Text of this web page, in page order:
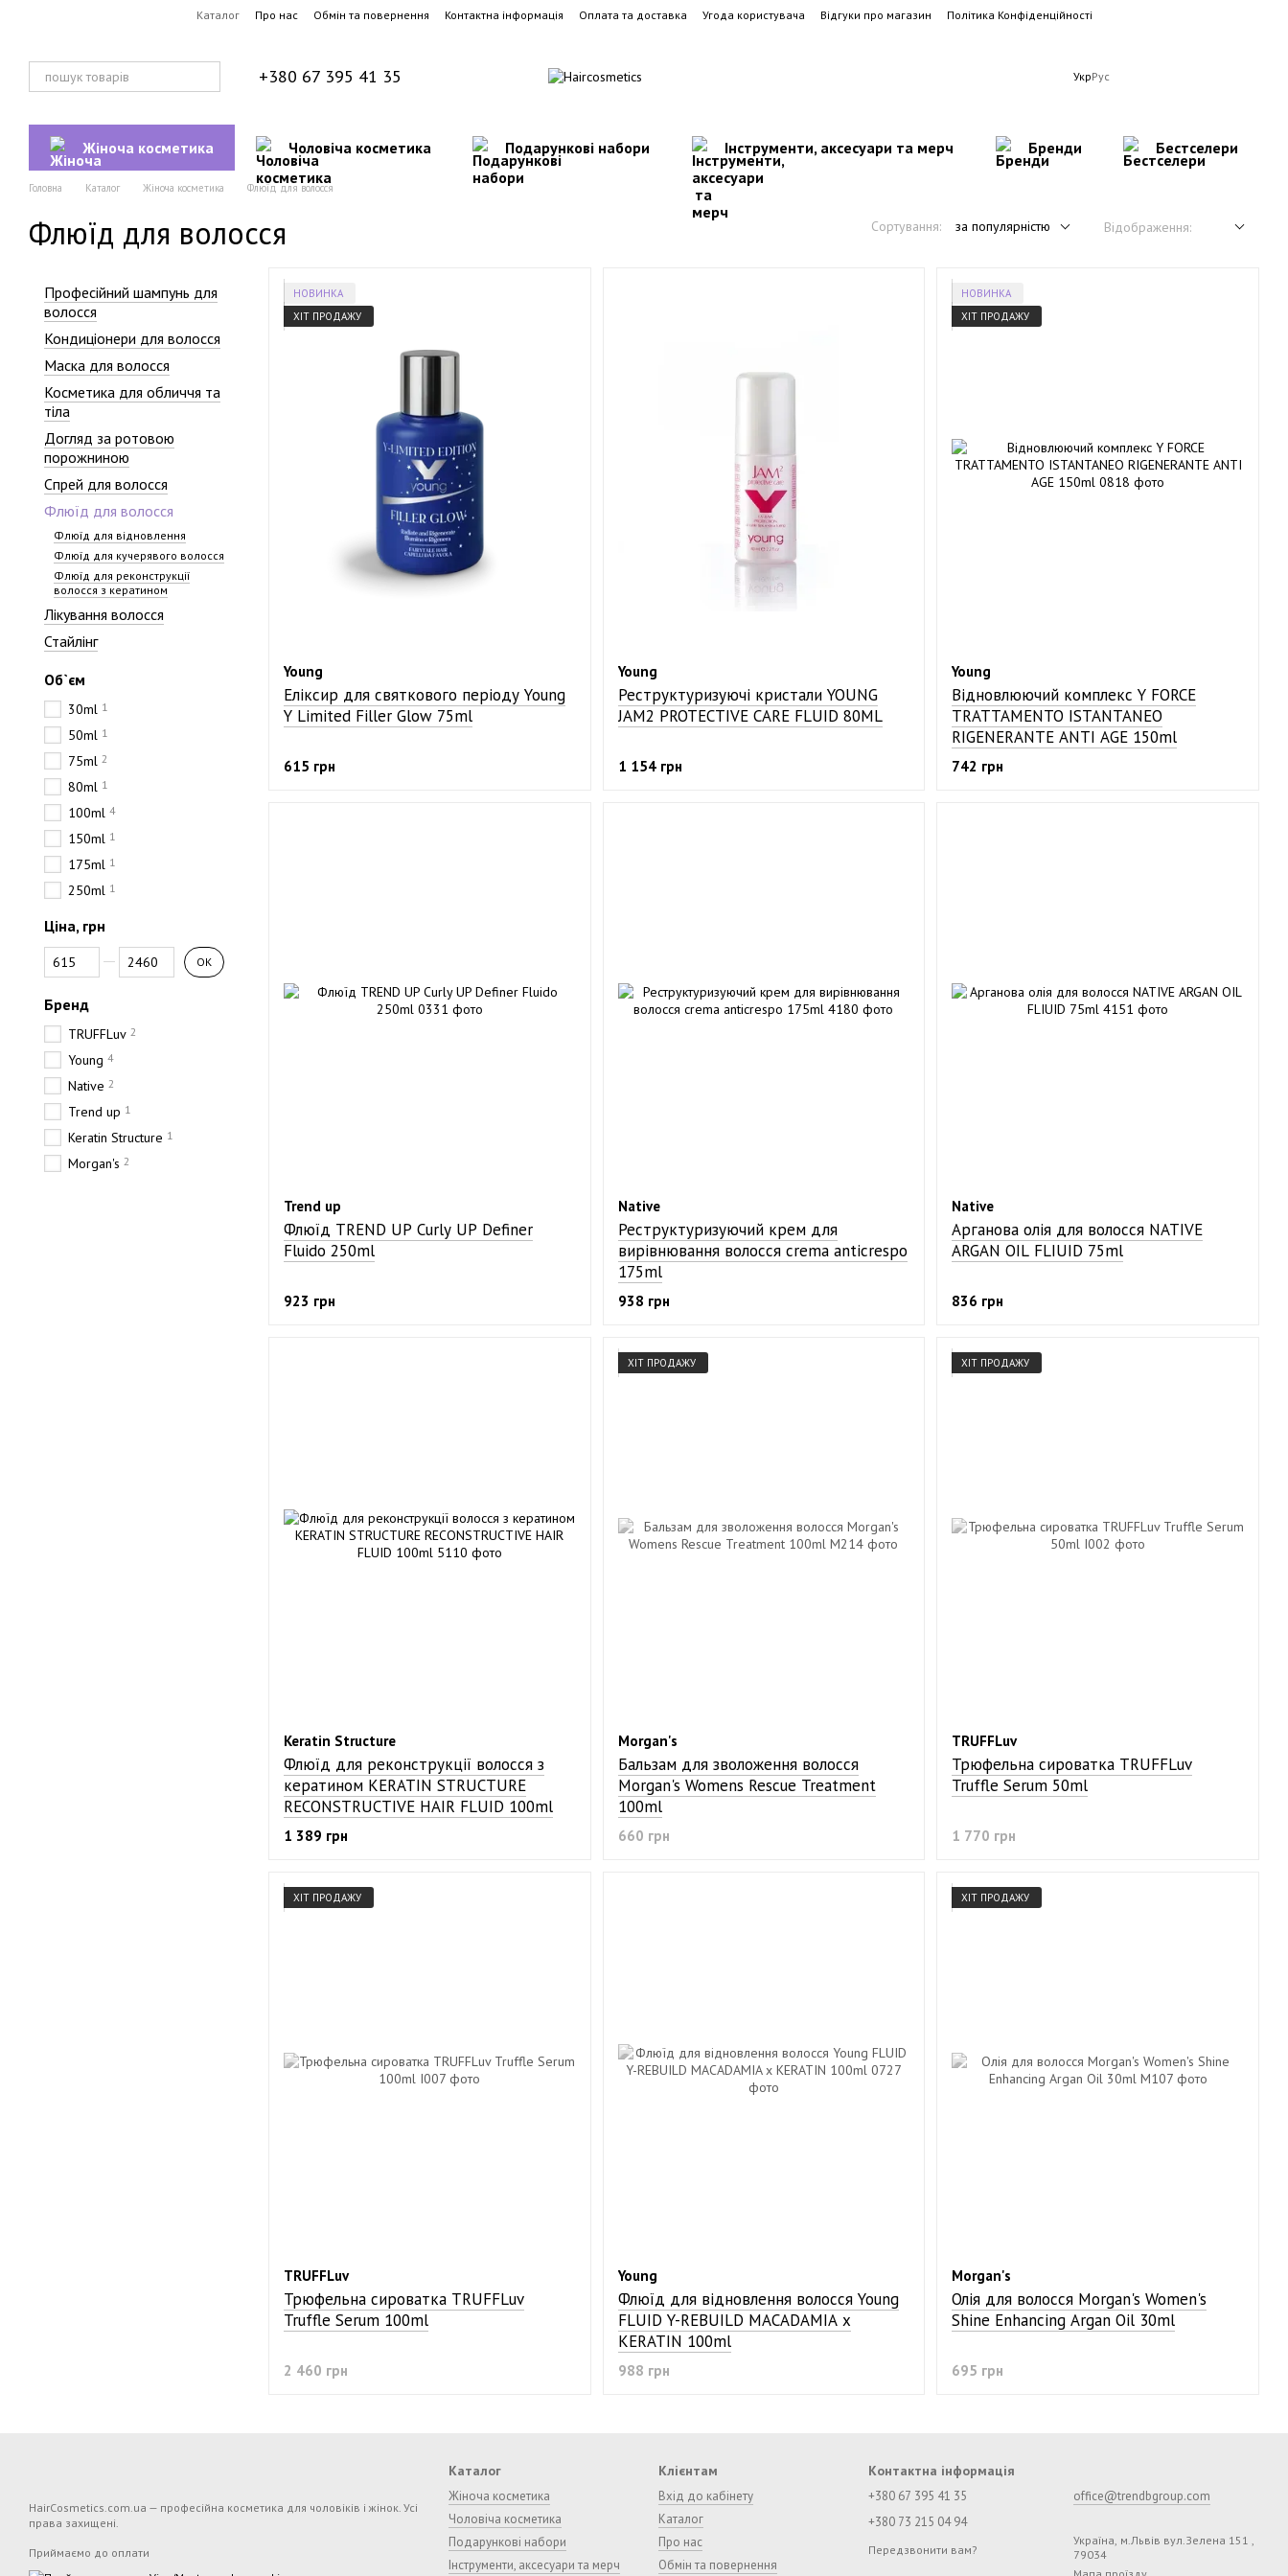
Перейти до основного контентуКаталог Про нас Обмін та повернення Контактна інформація Оплата та доставка Угода користувача Відгуки про магазин Політика Конфіденційності
+380 67 395 41 35 УкрРус
Жіноча косметика Чоловіча косметика Подарункові набори Інструменти, аксесуари та мерч Бренди Бестселери
Головна Каталог Жіноча косметика Флюїд для волосся
Флюїд для волосся Сортування: за популярністю Відображення:
НОВИНКА
ХІТ ПРОДАЖУ
Young
Еліксир для святкового періоду Young
Y Limited Filler Glow 75ml
615 грн
Young
Реструктуризуючі кристали YOUNG
JAM2 PROTECTIVE CARE FLUID 80ML
1 154 грн
НОВИНКА
ХІТ ПРОДАЖУ
Young
Відновлюючий комплекс Y FORCE
TRATTAMENTO ISTANTANEO
RIGENERANTE ANTI AGE 150ml
742 грн
Trend up
Флюїд TREND UP Curly UP Definer
Fluido 250ml
923 грн
Native
Реструктуризуючий крем для
вирівнювання волосся crema anticrespo
175ml
938 грн
Native
Арганова олія для волосся NATIVE
ARGAN OIL FLIUID 75ml
836 грн
Keratin Structure
Флюїд для реконструкції волосся з
кератином KERATIN STRUCTURE
RECONSTRUCTIVE HAIR FLUID 100ml
1 389 грн
ХІТ ПРОДАЖУ
Morgan's
Бальзам для зволоження волосся
Morgan's Womens Rescue Treatment
100ml
660 грн
ХІТ ПРОДАЖУ
TRUFFLuv
Трюфельна сироватка TRUFFLuv
Truffle Serum 50ml
1 770 грн
ХІТ ПРОДАЖУ
TRUFFLuv
Трюфельна сироватка TRUFFLuv
Truffle Serum 100ml
2 460 грн
Young
Флюїд для відновлення волосся Young
FLUID Y-REBUILD MACADAMIA x
KERATIN 100ml
988 грн
ХІТ ПРОДАЖУ
Morgan's
Олія для волосся Morgan's Women's
Shine Enhancing Argan Oil 30ml
695 грн
Професійний шампунь для
волосся
Кондиціонери для волосся
Маска для волосся
Косметика для обличчя та
тіла
Догляд за ротовою
порожниною
Спрей для волосся
Флюїд для волосся
Флюїд для відновлення
Флюїд для кучерявого волосся
Флюїд для реконструкції
волосся з кератином
Лікування волосся
Стайлінг
Об`єм
30ml 1
50ml 1
75ml 2
80ml 1
100ml 4
150ml 1
175ml 1
250ml 1
Ціна, грн
Від Ціна, грн
До Ціна, грн ОК
Бренд
TRUFFLuv 2
Young 4
Native 2
Trend up 1
Keratin Structure 1
Morgan's 2
HairCosmetics.com.ua — професійна косметика для чоловіків і жінок. Усі
права захищені.
Приймаємо до оплати
Каталог
Жіноча косметика
Чоловіча косметика
Подарункові набори
Інструменти, аксесуари та мерч
Клієнтам
Вхід до кабінету
Каталог
Про нас
Обмін та повернення
Контактна інформація
+380 67 395 41 35
+380 73 215 04 94
Передзвонити вам?
office@trendbgroup.com
Україна, м.Львів вул.Зелена 151 ,
79034